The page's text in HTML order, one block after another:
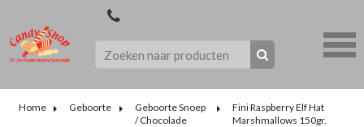
Home Geboorte
Geboorte Snoep
/ Chocolade
Fini Raspberry Elf Hat
Marshmallows 150gr.